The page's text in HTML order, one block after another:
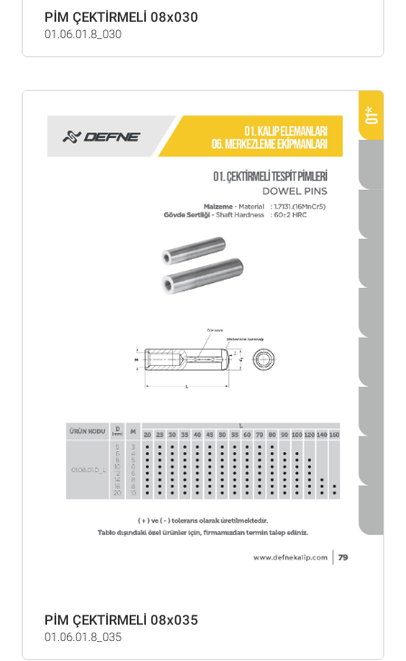
PİM ÇEKTİRMELİ 08x030
01.06.01.8_030
PİM ÇEKTİRMELİ 08x035
01.06.01.8_035